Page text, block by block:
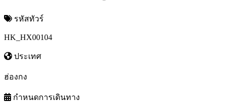
รหัสทัวร์
HK_HX00104
ประเทศ
ฮ่องกง
กำหนดการเดินทาง